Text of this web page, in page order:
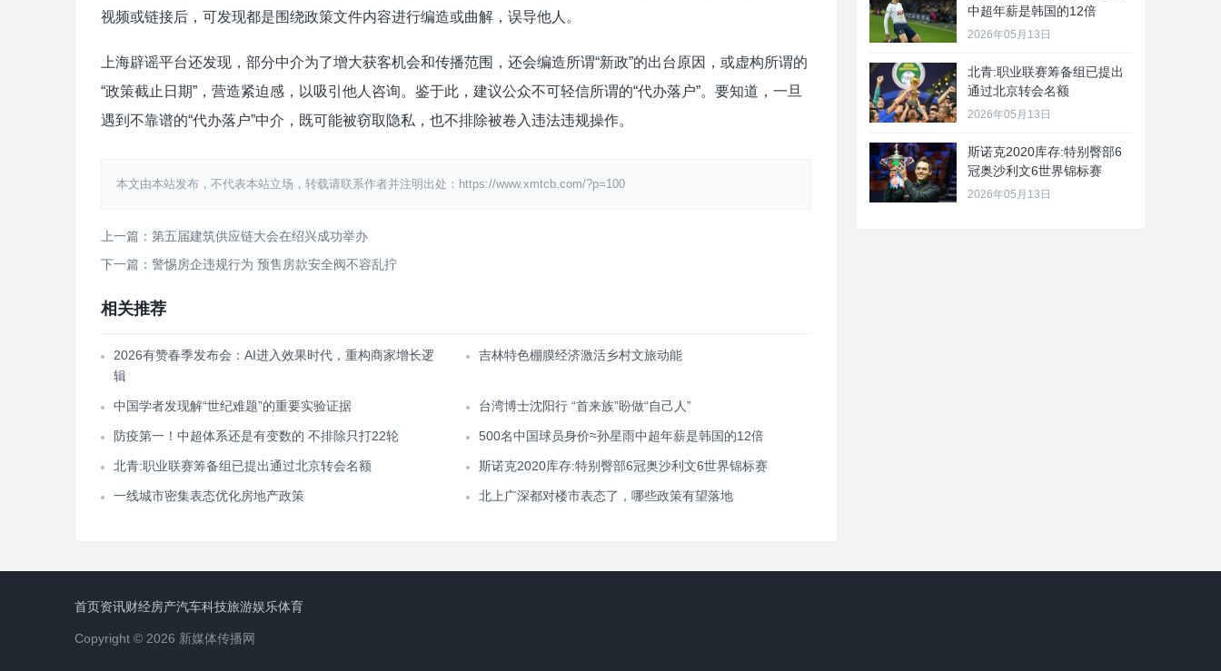
视频或链接后，可发现都是围绕政策文件内容进行编造或曲解，误导他人。
上海辟谣平台还发现，部分中介为了增大获客机会和传播范围，还会编造所谓“新政”的出台原因，或虚构所谓的
“政策截止日期”，营造紧迫感，以吸引他人咨询。鉴于此，建议公众不可轻信所谓的“代办落户”。要知道，一旦
遇到不靠谱的“代办落户”中介，既可能被窃取隐私，也不排除被卷入违法违规操作。
本文由本站发布，不代表本站立场，转载请联系作者并注明出处：https://www.xmtcb.com/?p=100
上一篇：第五届建筑供应链大会在绍兴成功举办
下一篇：警惕房企违规行为 预售房款安全阀不容乱拧
相关推荐
2026有赞春季发布会：AI进入效果时代，重构商家增长逻
辑
吉林特色棚膜经济激活乡村文旅动能
中国学者发现解“世纪难题”的重要实验证据 台湾博士沈阳行 “首来族”盼做“自己人”
防疫第一！中超体系还是有变数的 不排除只打22轮 500名中国球员身价≈孙星雨中超年薪是韩国的12倍
北青:职业联赛筹备组已提出通过北京转会名额 斯诺克2020库存:特别臀部6冠奥沙利文6世界锦标赛
一线城市密集表态优化房地产政策 北上广深都对楼市表态了，哪些政策有望落地
中超年薪是韩国的12倍
2026年05月13日
北青:职业联赛筹备组已提出
通过北京转会名额
2026年05月13日
斯诺克2020库存:特别臀部6
冠奥沙利文6世界锦标赛
2026年05月13日
首页资讯财经房产汽车科技旅游娱乐体育
Copyright © 2026 新媒体传播网